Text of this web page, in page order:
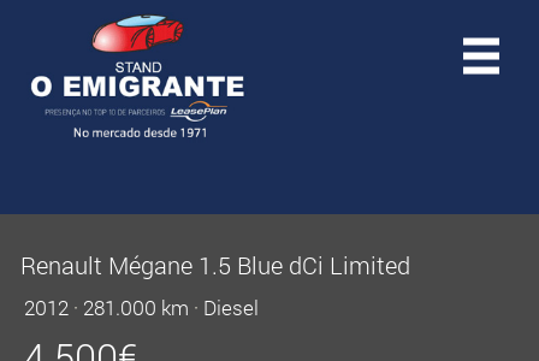
Renault Mégane 1.5 Blue dCi Limited
2012 · 281.000 km · Diesel